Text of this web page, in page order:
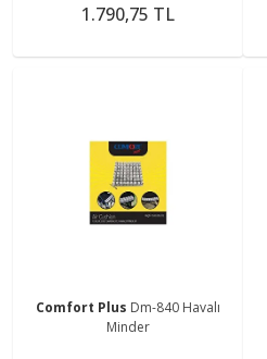
1.790,75 TL
Comfort Plus Dm-840 Havalı
Minder